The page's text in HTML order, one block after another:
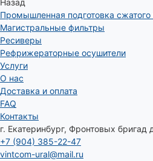
Назад
Промышленная подготовка сжатого
Магистральные фильтры
Ресиверы
Рефрижераторные осушители
Услуги
О нас
Доставка и оплата
FAQ
Контакты
г. Екатеринбург, Фронтовых бригад
+7 (904) 385-22-47
vintcom-ural@mail.ru